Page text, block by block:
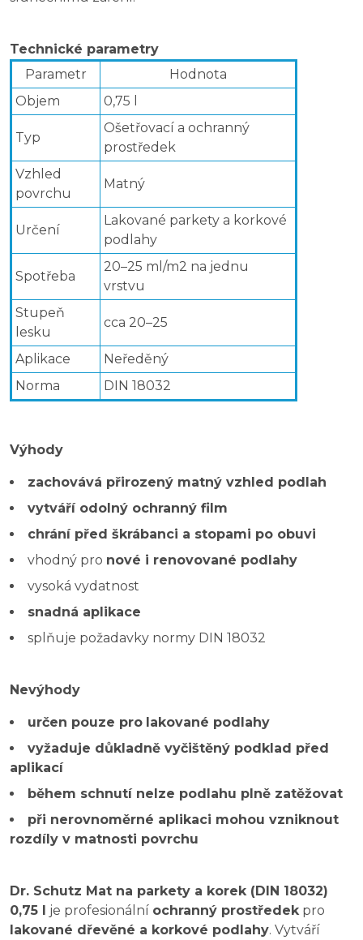
Technické parametry
Parametr
Hodnota
Objem
0,75 l
Typ
Ošetřovací a ochranný
prostředek
Vzhled
povrchu
Matný
Určení
Lakované parkety a korkové
podlahy
Spotřeba
20–25 ml/m2 na jednu
vrstvu
Stupeň
lesku
cca 20–25
Aplikace
Neředěný
Norma
DIN 18032
Výhody
zachovává přirozený matný vzhled podlah
vytváří odolný ochranný film
chrání před škrábanci a stopami po obuvi
vhodný pro nové i renovované podlahy
vysoká vydatnost
snadná aplikace
splňuje požadavky normy DIN 18032
Nevýhody
určen pouze pro lakované podlahy
vyžaduje důkladně vyčištěný podklad před
aplikací
během schnutí nelze podlahu plně zatěžovat
při nerovnoměrné aplikaci mohou vzniknout
rozdíly v matnosti povrchu
Dr. Schutz Mat na parkety a korek (DIN 18032)
0,75 l je profesionální ochranný prostředek pro
lakované dřevěné a korkové podlahy. Vytváří